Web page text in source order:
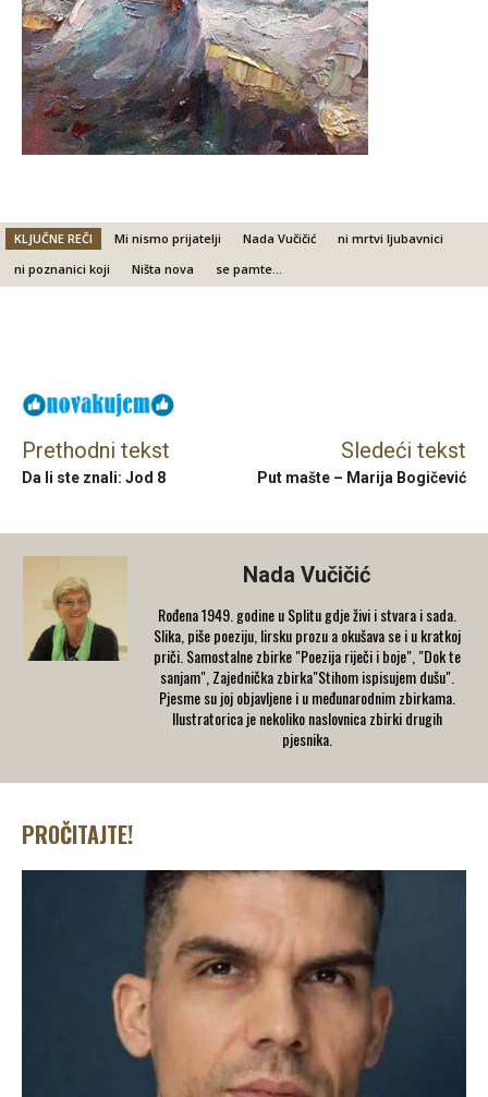
KLJUČNE REČI Mi nismo prijatelji Nada Vučičić
ni mrtvi ljubavnici
ni poznanici koji
Ništa nova se pamte...
Prethodni tekst
Da li ste znali: Jod 8
Sledeći tekst
Put mašte – Marija Bogičević
Nada Vučičić
Rođena 1949. godine u Splitu gdje živi i stvara i sada.
Slika, piše poeziju, lirsku prozu a okušava se i u kratkoj
priči. Samostalne zbirke "Poezija riječi i boje", "Dok te
sanjam", Zajednička zbirka"Stihom ispisujem dušu".
Pjesme su joj objavljene i u međunarodnim zbirkama.
Ilustratorica je nekoliko naslovnica zbirki drugih
pjesnika.
PROČITAJTE!